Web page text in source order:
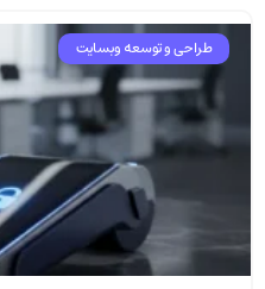
طراحی و توسعه وبسایت